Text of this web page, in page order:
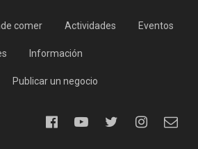
comer Actividades Eventos
Información
Publicar un negocio